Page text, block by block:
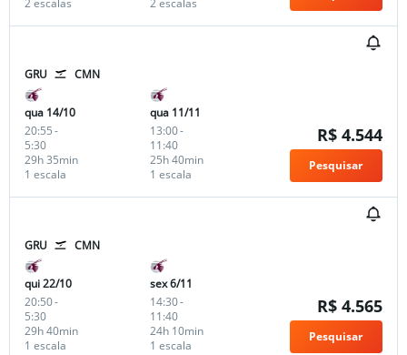
GRU CMN
qua 14/10
20:55-
5:30
1 escala
29h 35min
qua 11/11
13:00-
11:40
1 escala
25h 40min
R$ 4.544
Pesquisar
GRU CMN
qui 22/10
20:50-
5:30
1 escala
29h 40min
sex 6/11
14:30-
11:40
1 escala
24h 10min
R$ 4.565
Pesquisar